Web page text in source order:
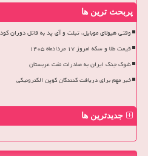
پربحث ترین ها
وقتی هیولای موبایل، تبلت و آی پد به قاتل دوران
قیمت طلا و سکه امروز ۱۷ مردادماه ۱۴۰۵
شوک جنگ ایران به صادرات نفت عربستان
خبر مهم برای دریافت کنندگان کوپن الکترونیکی
جدیدترین ها